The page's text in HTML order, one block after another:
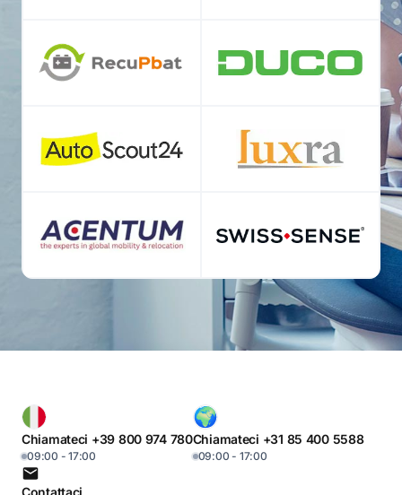
Chiamateci +39 800 974 780
09:00 - 17:00
Chiamateci +31 85 400 5588
09:00 - 17:00
Contattaci